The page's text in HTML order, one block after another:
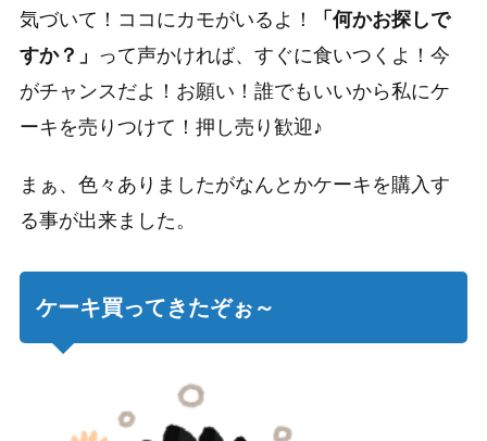
気づいて！ココにカモがいるよ！
「何かお探しで
すか？」 って声かければ、すぐに食いつくよ！今
がチャンスだよ！お願い！誰でもいいから私にケ
ーキを売りつけて！押し売り歓迎♪
まぁ、色々ありましたがなんとかケーキを購入す
る事が出来ました。
ケーキ買ってきたぞぉ～